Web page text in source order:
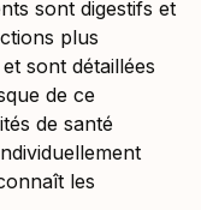
sont digestifs et
plus
sont détaillées
de ce
de santé
les